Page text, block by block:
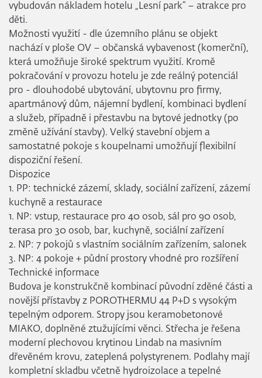
vybudován nákladem hotelu „Lesní park“ – atrakce pro
děti.
Možnosti využití - dle územního plánu se objekt
nachází v ploše OV – občanská vybavenost (komerční),
která umožňuje široké spektrum využití. Kromě
pokračování v provozu hotelu je zde reálný potenciál
pro - dlouhodobé ubytování, ubytovnu pro firmy,
apartmánový dům, nájemní bydlení, kombinaci bydlení
a služeb, případně i přestavbu na bytové jednotky (po
změně užívání stavby). Velký stavební objem a
samostatné pokoje s koupelnami umožňují flexibilní
dispoziční řešení.
Dispozice
1. PP: technické zázemí, sklady, sociální zařízení, zázemí
kuchyně a restaurace
1. NP: vstup, restaurace pro 40 osob, sál pro 90 osob,
terasa pro 30 osob, bar, kuchyně, sociální zařízení
2. NP: 7 pokojů s vlastním sociálním zařízením, salonek
3. NP: 4 pokoje + půdní prostory vhodné pro rozšíření
Technické informace
Budova je konstrukčně kombinací původní zděné části a
novější přístavby z POROTHERMU 44 P+D s vysokým
tepelným odporem. Stropy jsou keramobetonové
MIAKO, doplněné ztužujícími věnci. Střecha je řešena
moderní plechovou krytinou Lindab na masivním
dřevěném krovu, zateplená polystyrenem. Podlahy mají
kompletní skladbu včetně hydroizolace a tepelné